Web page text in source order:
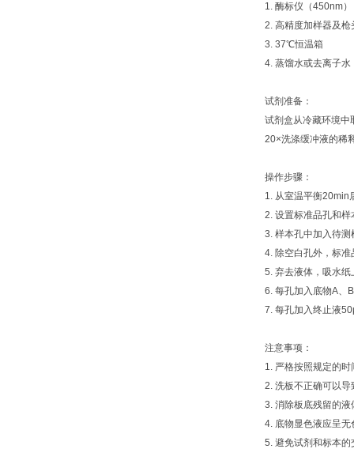
1. 酶标仪（450nm）
2. 高精度加样器及
3. 37℃恒温箱
4. 蒸馏水或去离子水
试剂准备：
试剂盒从冷藏环境中
20×洗涤缓冲液的稀
操作步骤：
1. 从室温平衡20min
2. 设置标准品孔和
3. 样本孔中加入待
4. 除空白孔外，标
5. 弃去液体，吸水
6. 每孔加入底物A、
7. 每孔加入终止液
注意事项：
1. 严格按照规定的
2. 洗板不正确可以
3. 消除板底残留的
4. 底物显色液应呈
5. 避免试剂和标本